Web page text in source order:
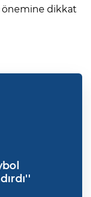
dikkat